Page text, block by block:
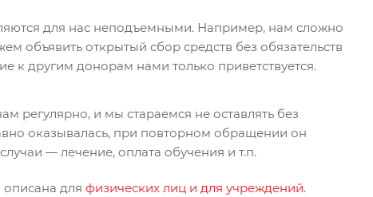
для нас неподъемными. Например, нам сложно
объявить открытый сбор средств без обязательств
к другим донорам нами только приветствуется.
регулярно, и мы стараемся не оставлять без
оказывалась, при повторном обращении он
— лечение, оплата обучения и т.п.
для физических лиц и для учреждений.